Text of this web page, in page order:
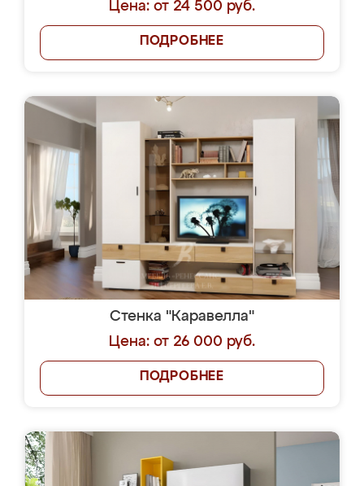
Цена: от 24 500 руб.
ПОДРОБНЕЕ
Стенка "Каравелла"
Цена: от 26 000 руб.
ПОДРОБНЕЕ